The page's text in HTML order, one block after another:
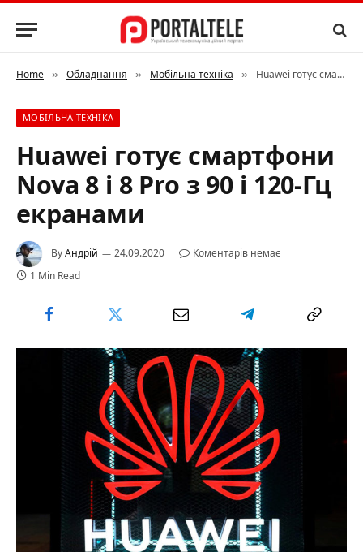
Home » Обладнання » Мобільна техніка » Huawei готує смартфони Nova 8 і 8 Pro з 90 і 120-Гц екранами
МОБІЛЬНА ТЕХНІКА
Huawei готує смартфони
Nova 8 і 8 Pro з 90 і 120-Гц
екранами
ByАндрій 24.09.2020
Коментарів немає
1 Min Read